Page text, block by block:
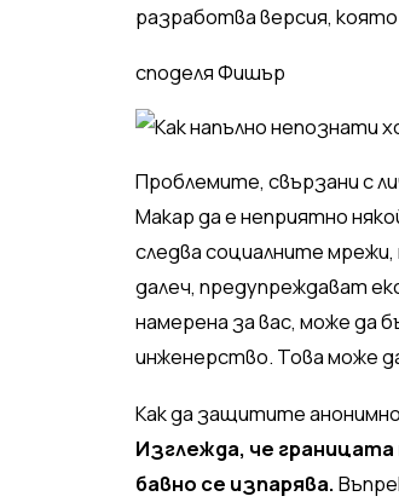
разработва версия,
споделя Фишър
Проблемите, свързани с
Макар да е неприятно
следва социалните
далеч, предупреждават
намерена за вас, може да
инженерство. Това може
Как да защитите
Изглежда, че
бавно се изпарява.